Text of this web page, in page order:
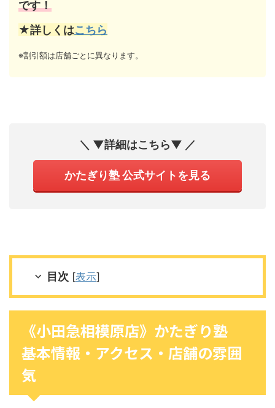
です！
★詳しくはこちら
※割引額は店舗ごとに異なります。
＼ ▼詳細はこちら▼ ／
かたぎり塾 公式サイトを見る
目次 [表示]
《小田急相模原店》かたぎり塾
基本情報・アクセス・店舗の雰囲
気